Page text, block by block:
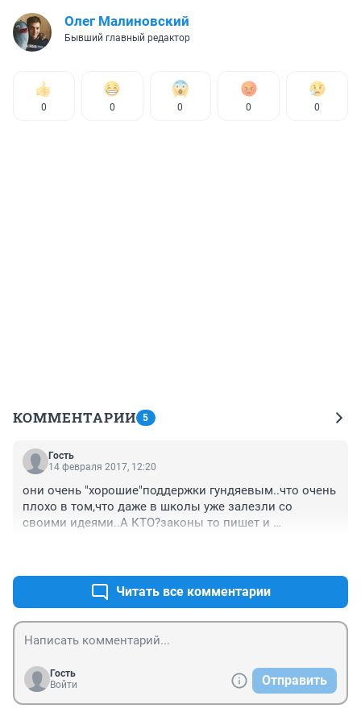
Олег Малиновский
Бывший главный редактор
0 0 0 0 0
КОММЕНТАРИИ 5
Гость
14 февраля 2017, 12:20
они очень "хорошие"поддержки гундяевым..что очень
плохо в том,что даже в школы уже залезли со
своими идеями..А КТО?законы то пишет и
чиновников..СТЫДНО,господа!
Читать все комментарии
Гость
Войти
Отправить